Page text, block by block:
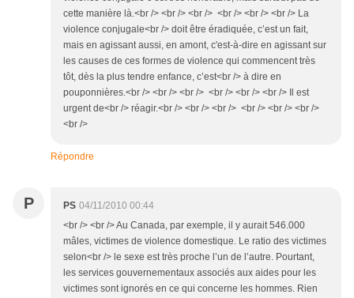
cette manière là.<br /> <br /> <br /> <br /> <br /> <br /> La
violence conjugale<br /> doit être éradiquée, c’est un fait,
mais en agissant aussi, en amont, c'est-à-dire en agissant sur
les causes de ces formes de violence qui commencent très
tôt, dès la plus tendre enfance, c’est<br /> à dire en
pouponnières.<br /> <br /> <br /> <br /> <br /> <br /> Il est
urgent de<br /> réagir.<br /> <br /> <br /> <br /> <br /> <br />
<br />
Répondre
P PS 04/11/2010 00:44
<br /> <br /> Au Canada, par exemple, il y aurait 546.000
mâles, victimes de violence domestique. Le ratio des victimes
selon<br /> le sexe est très proche l’un de l’autre. Pourtant,
les services gouvernementaux associés aux aides pour les
victimes sont ignorés en ce qui concerne les hommes. Rien